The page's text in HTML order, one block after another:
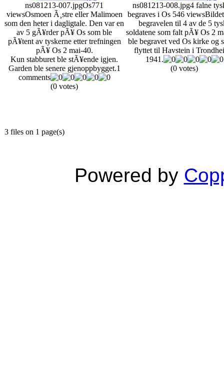
ns081213-007.jpgOs771
viewsOsmoen Ã¸stre eller Malimoen
som den heter i dagligtale. Den var en
av 5 gÃ¥rder pÃ¥ Os som ble
pÃ¥tent av tyskerne etter trefningen
pÃ¥ Os 2 mai-40.
Kun stabburet ble stÃ¥ende igjen.
Garden ble senere gjenoppbygget.1
comments
(0 votes)
ns081213-008.jpg4 falne
begraves i Os 546 views
begravelen til 4 av de 5
soldatene som falt pÃ¥ Os 2
ble begravet ved Os kirke og
flyttet til Havstein i
1941.
(0 votes)
3 files on 1 page(s)
Powered by